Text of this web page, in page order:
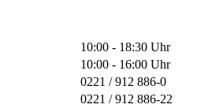
10:00 - 18:30 Uhr
10:00 - 16:00 Uhr
0221 / 912 886-0
0221 / 912 886-22